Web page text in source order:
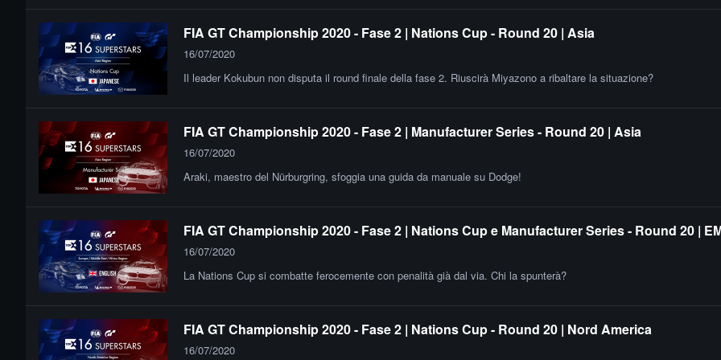
FIA GT Championship 2020 - Fase 2 | Nations Cup - Round 20 | Asia
16/07/2020
Il leader Kokubun non disputa il round finale della fase 2. Riuscirà Miyazono a ribaltare la situazione?
FIA GT Championship 2020 - Fase 2 | Manufacturer Series - Round 20 | Asia
16/07/2020
Araki, maestro del Nürburgring, sfoggia una guida da manuale su Dodge!
FIA GT Championship 2020 - Fase 2 | Nations Cup e Manufacturer Series - Round 20 |
16/07/2020
La Nations Cup si combatte ferocemente con penalità già dal via. Chi la spunterà?
FIA GT Championship 2020 - Fase 2 | Nations Cup - Round 20 | Nord America
16/07/2020